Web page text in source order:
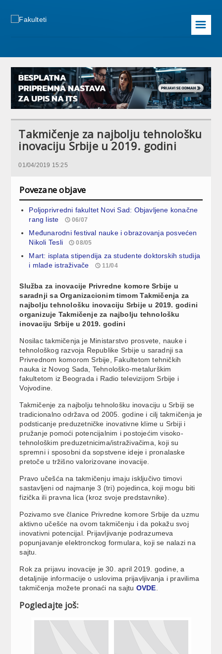
☰
Takmičenje za najbolju tehnološku
inovaciju Srbije u 2019. godini
01/04/2019 15:25
Povezane objave
Poljoprivredni fakultet Novi Sad: Objavljene konačne
rang liste
06/07
Međunarodni festival nauke i obrazovanja posvećen
Nikoli Tesli
08/05
Mart: isplata stipendija za studente doktorskih studija
i mlade istraživače
11/04
Služba za inovacije Privredne komore Srbije u
saradnji sa Organizacionim timom Takmičenja za
najbolju tehnološku inovaciju Srbije u 2019. godini
organizuje Takmičenje za najbolju tehnološku
inovaciju Srbije u 2019. godini
Nosilac takmičenja je Ministarstvo prosvete, nauke i
tehnološkog razvoja Republike Srbije u saradnji sa
Privrednom komorom Srbije, Fakultetom tehničkih
nauka iz Novog Sada, Tehnološko-metalurškim
fakultetom iz Beograda i Radio televizijom Srbije i
Vojvodine.
Takmičenje za najbolju tehnološku inovaciju u Srbiji se
tradicionalno održava od 2005. godine i cilj takmičenja je
podsticanje preduzetničke inovativne klime u Srbiji i
pružanje pomoći potencijalnim i postojećim visoko-
tehnološkim preduzetnicima/istraživačima, koji su
spremni i sposobni da sopstvene ideje i pronalaske
pretoče u tržišno valorizovane inovacije.
Pravo učešća na takmičenju imaju isključivo timovi
sastavljeni od najmanje 3 (tri) pojedinca, koji mogu biti
fizička ili pravna lica (kroz svoje predstavnike).
Pozivamo sve članice Privredne komore Srbije da uzmu
aktivno učešće na ovom takmičenju i da pokažu svoj
inovativni potencijal. Prijavljivanje podrazumeva
popunjavanje elektronckog formulara, koji se nalazi na
sajtu.
Rok za prijavu inovacije je 30. april 2019. godine, a
detaljnije informacije o uslovima prijavljivanja i pravilima
takmičenja možete pronaći na sajtu OVDE
Pogledajte još: